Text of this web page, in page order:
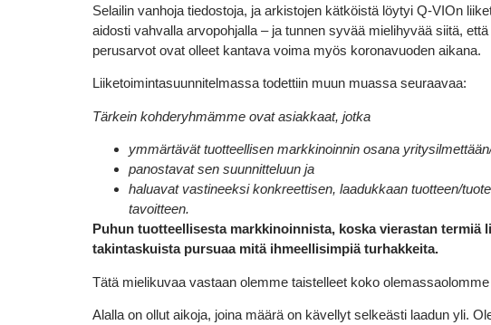
Selailin vanhoja tiedostoja, ja arkistojen kätköistä löytyi Q-VIOn
aidosti vahvalla arvopohjalla – ja tunnen syvää mielihyvää siitä,
perusarvot ovat olleet kantava voima myös koronavuoden aikana.
Liiketoimintasuunnitelmassa todettiin muun muassa seuraavaa:
Tärkein kohderyhmämme ovat asiakkaat, jotka
ymmärtävät tuotteellisen markkinoinnin osana
panostavat sen suunnitteluun ja
haluavat vastineeksi konkreettisen, laadukkaan tuotteen/
tavoitteen.
Puhun tuotteellisesta markkinoinnista, koska vierastan
takintaskuista pursuaa mitä ihmeellisimpiä turhakkeita.
Tätä mielikuvaa vastaan olemme taistelleet koko
Alalla on ollut aikoja, joina määrä on kävellyt selkeästi laadun yli.